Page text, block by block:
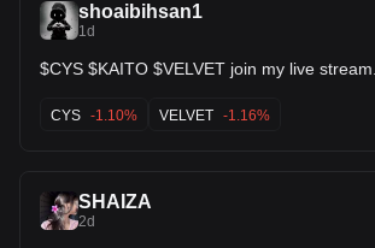
resistance level) Prime re-entry zone bulls
shoaibihsan1
1d
$CYS $KAITO $VELVET join my live
CYS -1.10% VELVET -1.16%
SHAIZA
2d